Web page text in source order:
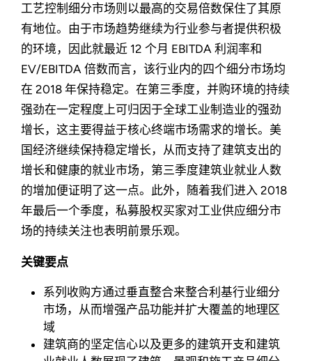
工艺控制细分市场则以最高的交易倍数保住了其原
有地位。由于市场趋势继续为行业参与者提供积极
的环境，因此就最近 12 个月 EBITDA 利润率和
EV/EBITDA 倍数而言，该行业内的四个细分市场均
在 2018 年保持稳定。在第三季度，并购环境的持续
强劲在一定程度上可归因于全球工业制造业的强劲
增长，这主要得益于核心终端市场需求的增长。美
国经济继续保持稳定增长，从而支持了建筑支出的
增长和健康的就业市场，第三季度建筑业就业人数
的增加便证明了这一点。此外，随着我们进入 2018
年最后一个季度，私募股权买家对工业供应细分市
场的持续关注也表明前景乐观。
关键要点
系列收购方通过垂直整合来整合利基行业细分
市场，从而增强产品功能并扩大覆盖的地理区
域
建筑商的坚定信心以及更多的建筑开支和建筑